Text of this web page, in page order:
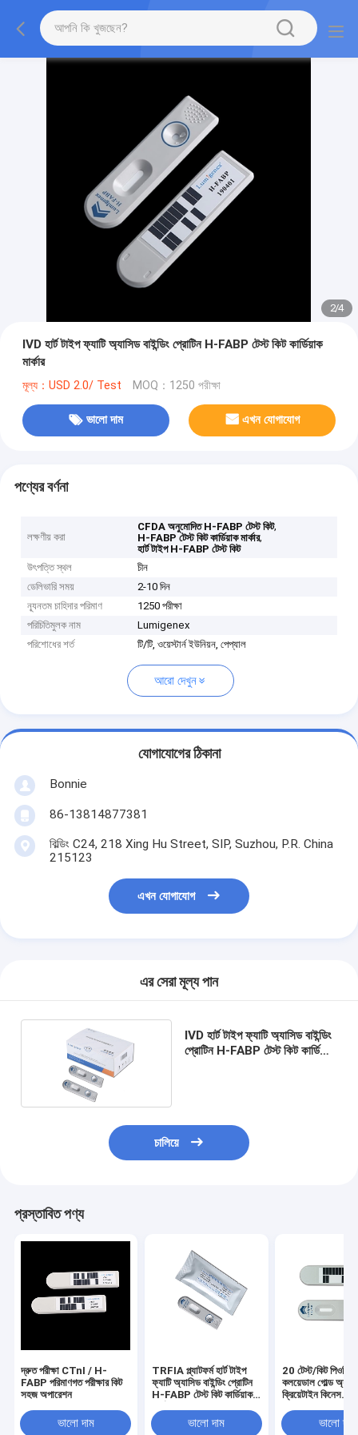
2/4
IVD হার্ট টাইপ ফ্যাটি অ্যাসিড বাইন্ডিং প্রোটিন H-FABP টেস্ট কিট কার্ডিয়াক
মার্কার
মূল্য：USD 2.0/ Test MOQ：1250 পরীক্ষা
ভালো দাম এখন যোগাযোগ
পণ্যের বর্ণনা
লক্ষণীয় করা
CFDA অনুমোদিত H-FABP টেস্ট কিট,
H-FABP টেস্ট কিট কার্ডিয়াক মার্কার,
হার্ট টাইপ H-FABP টেস্ট কিট
উৎপত্তি স্থল
চীন
ডেলিভারি সময়
2-10 দিন
ন্যূনতম চাহিদার পরিমাণ
1250 পরীক্ষা
পরিচিতিমুলক নাম
Lumigenex
পরিশোধের শর্ত
টি/টি, ওয়েস্টার্ন ইউনিয়ন, পেপ্যাল
আরো দেখুন
যোগাযোগের ঠিকানা
Bonnie
86-13814877381
বিল্ডিং C24, 218 Xing Hu Street, SIP, Suzhou, P.R. China
215123
এখন যোগাযোগ
এর সেরা মূল্য পান
IVD হার্ট টাইপ ফ্যাটি অ্যাসিড বাইন্ডিং
প্রোটিন H-FABP টেস্ট কিট কার্ডিয়াক
চালিয়ে
প্রস্তাবিত পণ্য
দ্রুত পরীক্ষা CTnI / H-
FABP পরিমাণগত পরীক্ষার কিট
সহজ অপারেশন
ভালো দাম
TRFIA প্ল্যাটফর্ম হার্ট টাইপ
ফ্যাটি অ্যাসিড বাইন্ডিং প্রোটিন
H-FABP টেস্ট কিট কার্ডিয়াক
ভালো দাম
20 টেস্ট/কিট পিওসি
কলয়েডাল গোল্ড
ক্রিয়েটাইন কিনেস
ভালো দাম